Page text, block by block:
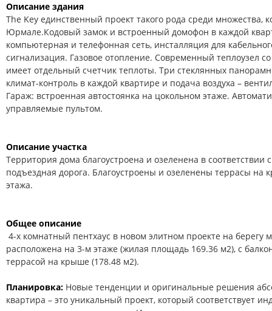
Описание здания
The Key единственный проект такого рода среди множества,
Юрмале.Кодовый замок и встроенный домофон в каждой
компьютерная и телефонная сеть, инсталляция для
сигнализация. Газовое отопление. Современный теплоузел
имеет отдельный счетчик теплоты. Три стеклянных
климат-контроль в каждой квартире и подача воздуха –
Гараж: встроенная автостоянка на цокольном этаже.
управляемые пультом.
Описание участка
Территория дома благоустроена и озеленена в соответствии
подъездная дорога. Благоустроены и озеленены террасы на
этажа.
Общее описание
4-х комнатный пентхаус в новом элитном проекте на берегу
расположена на 3-м этаже (жилая площадь 169.36 м2), с
террасой на крыше (178.48 м2).
Планировка: Новые тенденции и оригинальные решения
квартира – это уникальный проект, который соответствует